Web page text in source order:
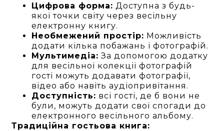
Цифрова форма: Доступна з будь-
якої точки світу через весільну
електронну книгу.
Необмежений простір: Можливість
додати кілька побажань і фотографій.
Мультимедіа: За допомогою додатку
для весільної колекції фотографій
гості можуть додавати фотографії,
відео або навіть аудіопривітання.
Доступність: всі гості, де б вони не
були, можуть додати свої спогади до
електронного весільного альбому.
Традиційна гостьова книга: